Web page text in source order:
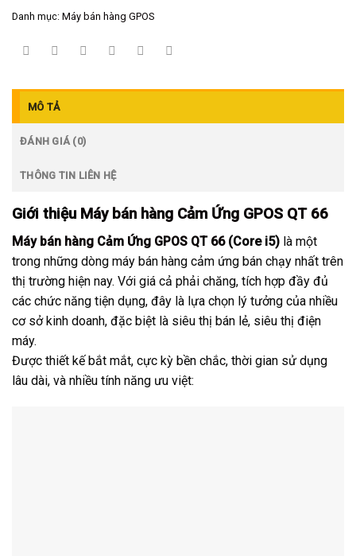
Danh mục: Máy bán hàng GPOS
MÔ TẢ
ĐÁNH GIÁ (0)
THÔNG TIN LIÊN HỆ
Giới thiệu Máy bán hàng Cảm Ứng GPOS QT 66
Máy bán hàng Cảm Ứng GPOS QT 66(Core i5) là một
trong những dòng máy bán hàng cảm ứng bán chạy nhất trên
thị trường hiện nay. Với giá cả phải chăng, tích hợp đầy đủ
các chức năng tiện dụng, đây là lựa chọn lý tưởng của nhiều
cơ sở kinh doanh, đặc biệt là siêu thị bán lẻ, siêu thị điện
máy.
Được thiết kế bắt mắt, cực kỳ bền chắc, thời gian sử dụng
lâu dài, và nhiều tính năng ưu việt: